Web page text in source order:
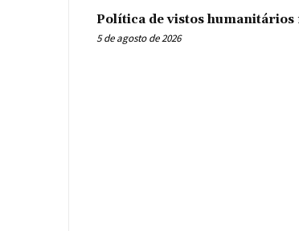
Política de vistos
5 de agosto de 2026